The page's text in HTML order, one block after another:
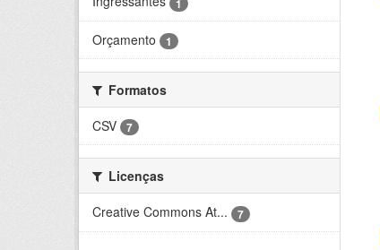
1
Orçamento 1
Formatos
CSV
7
Licenças
Creative Commons At...
7